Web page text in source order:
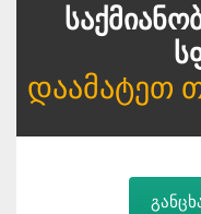
Დაამატეთ